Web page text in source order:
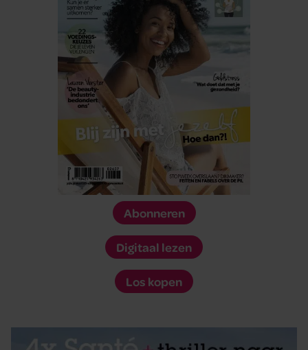
Abonneren
Digitaal lezen
Los kopen